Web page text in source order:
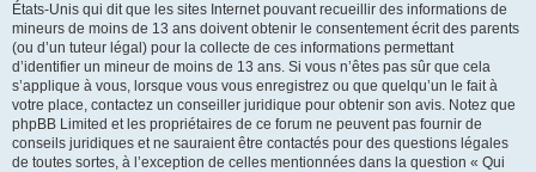
États-Unis qui dit que les sites Internet pouvant recueillir des informations de
mineurs de moins de 13 ans doivent obtenir le consentement écrit des parents
(ou d’un tuteur légal) pour la collecte de ces informations permettant
d’identifier un mineur de moins de 13 ans. Si vous n’êtes pas sûr que cela
s’applique à vous, lorsque vous vous enregistrez ou que quelqu’un le fait à
votre place, contactez un conseiller juridique pour obtenir son avis. Notez que
phpBB Limited et les propriétaires de ce forum ne peuvent pas fournir de
conseils juridiques et ne sauraient être contactés pour des questions légales
de toutes sortes, à l’exception de celles mentionnées dans la question « Qui